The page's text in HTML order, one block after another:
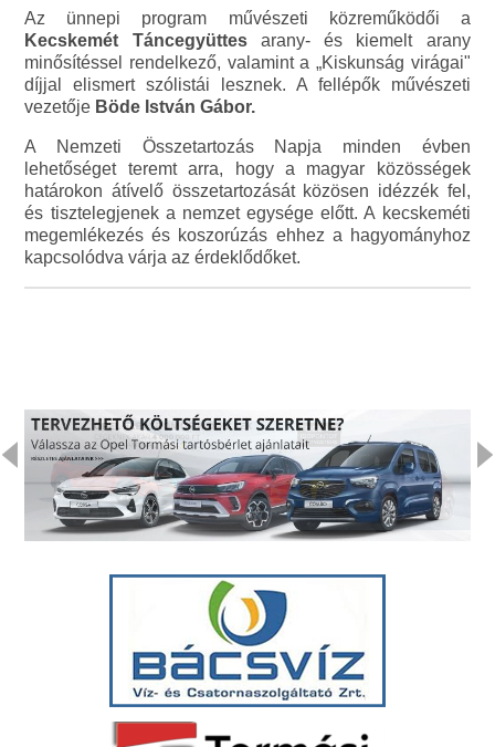
Az ünnepi program művészeti közreműködői a
Kecskemét Táncegyüttesarany- és kiemelt arany
minősítéssel rendelkező, valamint a „Kiskunság virágai"
díjjal elismert szólistái lesznek. A fellépők művészeti
vezetője Böde István Gábor.
A Nemzeti Összetartozás Napja minden évben
lehetőséget teremt arra, hogy a magyar közösségek
határokon átívelő összetartozását közösen idézzék fel,
és tisztelegjenek a nemzet egysége előtt. A kecskeméti
megemlékezés és koszorúzás ehhez a hagyományhoz
kapcsolódva várja az érdeklődőket.